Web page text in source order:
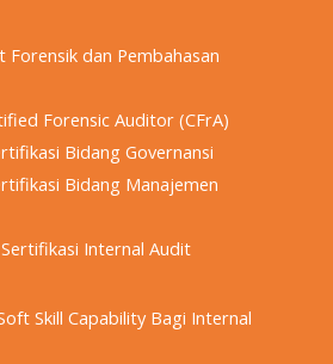
Forensik dan Pembahasan
Forensic Auditor (CFrA)
Bidang Governansi
Bidang Manajemen
Internal Audit
Skill Capability Bagi Internal